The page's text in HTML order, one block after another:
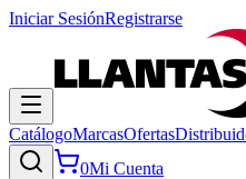
Iniciar SesiónRegistrarse
CatálogoMarcasOfertas
0Mi Cuenta